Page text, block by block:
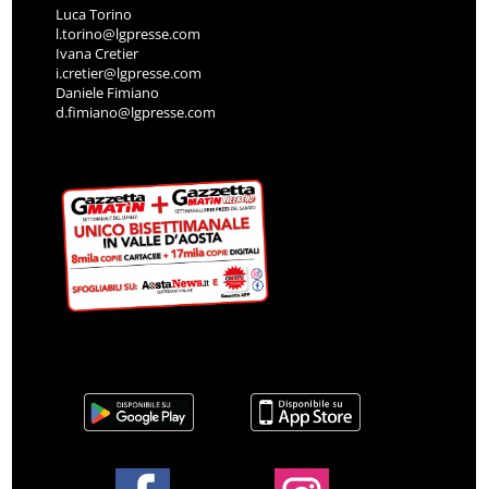
Luca Torino
l.torino@lgpresse.com
Ivana Cretier
i.cretier@lgpresse.com
Daniele Fimiano
d.fimiano@lgpresse.com